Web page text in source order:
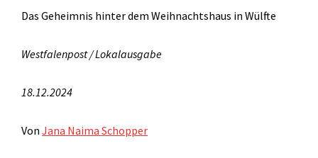
Das Geheimnis hinter dem Weihnachtshaus in Wülfte
Westfalenpost / Lokalausgabe
18.12.2024
Von Jana Naima Schopper